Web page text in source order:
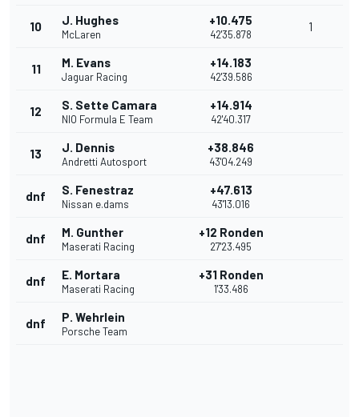
10 J. Hughes
McLaren
+10.475
42'35.878
1
11 M. Evans
Jaguar Racing
+14.183
42'39.586
12 S. Sette Camara
NIO Formula E Team
+14.914
42'40.317
13 J. Dennis
Andretti Autosport
+38.846
43'04.249
dnf S. Fenestraz
Nissan e.dams
+47.613
43'13.016
dnf M. Gunther
Maserati Racing
+12 Ronden
27'23.495
dnf E. Mortara
Maserati Racing
+31 Ronden
1'33.486
dnf P. Wehrlein
Porsche Team